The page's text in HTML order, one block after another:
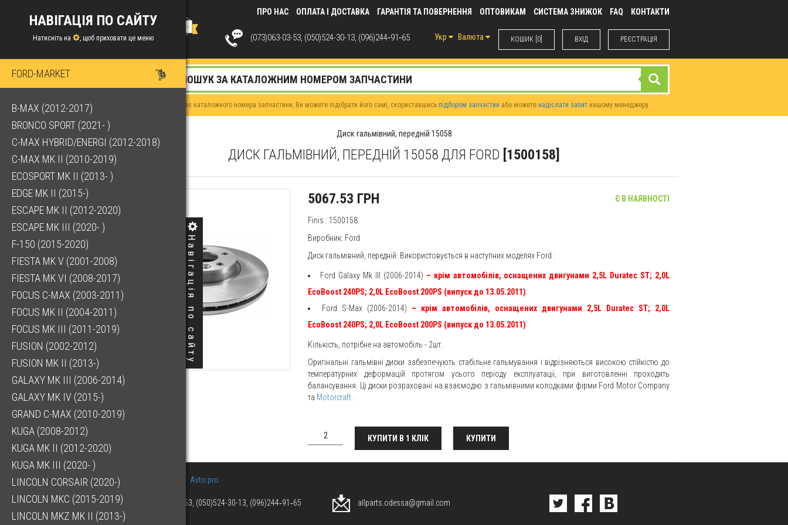
Навігація по сайту
ПРО НАС ОПЛАТА І ДОСТАВКА ГАРАНТІЯ ТА ПОВЕРНЕННЯ ОПТОВИКАМ СИСТЕМА ЗНИЖОК FAQ КОНТАКТИ
КОШИК [0] ВХIД РЕЄСТРАЦІЯ
Укр Валюта
(073)063-03-53, (050)524-30-13, (096)244‑91‑65
НАВІГАЦІЯ ПО САЙТУ
Натисніть на , щоб приховати це меню
FORD-MARKET
B-MAX (2012-2017)
BRONCO SPORT (2021- )
C-MAX HYBRID/ENERGI (2012-2018)
C-MAX MK II (2010-2019)
ECOSPORT MK II (2013- )
EDGE MK II (2015-)
ESCAPE MK II (2012-2020)
ESCAPE MK III (2020- )
F-150 (2015-2020)
FIESTA MK V (2001-2008)
FIESTA MK VI (2008-2017)
FOCUS C-MAX (2003-2011)
FOCUS MK II (2004-2011)
FOCUS MK III (2011-2019)
FUSION (2002-2012)
FUSION MK II (2013-)
GALAXY MK III (2006-2014)
GALAXY MK IV (2015-)
GRAND C-MAX (2010-2019)
KUGA (2008-2012)
KUGA MK II (2012-2020)
KUGA MK III (2020- )
LINCOLN CORSAIR (2020-)
LINCOLN MKC (2015-2019)
LINCOLN MKZ MK II (2013-)
Якщо у Вас немає каталожного номера запчастини, Ви можете підібрати його самі, скориставшись підбором запчастин або можете надіслати запит нашому менеджеру.
Диск гальмівний, передній 15058
ДИСК ГАЛЬМІВНИЙ, ПЕРЕДНІЙ 15058 ДЛЯ FORD [1500158]
5067.53 ГРН Є В НАЯВНОСТІ
Finis : 1500158
Виробник: Ford
Диск гальмівний, передній. Використовується в наступних моделях Ford :
Ford Galaxy Mk III (2006-2014) – крім автомобілів, оснащених двигунами 2,5L Duratec ST; 2,0L
EcoBoost 240PS; 2,0L EcoBoost 200PS (випуск до 13.05.2011)
Ford S-Max (2006-2014) – крім автомобілів, оснащених двигунами 2,5L Duratec ST;
2,0L
EcoBoost 240PS; 2,0L EcoBoost 200PS (випуск до 13.05.2011)
Кількість, потрібне на автомобіль - 2шт.
Оригінальні гальмівні диски забезпечують стабільне гальмування і відрізняються високою стійкістю до
температурних деформацій протягом усього періоду експлуатації, при виготовленні проходять
балансування. Ці диски розраховані на взаємодію з гальмівними колодками фірми Ford Motor Company
та Motorcraft
КУПИТИ В 1 КЛІК КУПИТИ
Avto.pro
(073)063-03-53, (050)524-30-13, (096)244‑91‑65 allparts.odessa@gmail.com